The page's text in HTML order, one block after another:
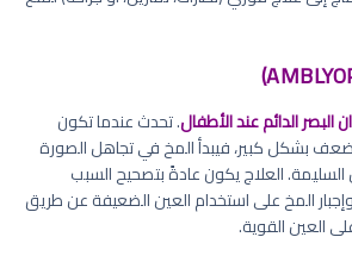
الدائم عند الأطفال. تحدث عندما تكون
بشكل كبير، فيبدأ المخ في تجاهل الصورة
السليمة. العلاج يكون عادةً بتصحيح السبب
المخ على استخدام العين الضعيفة عن طريق
العين القوية.